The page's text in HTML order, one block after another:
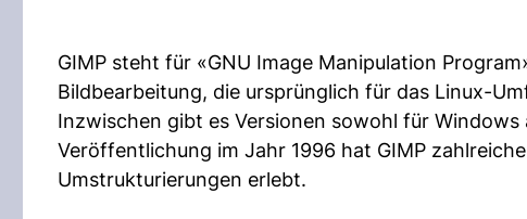
GIMP steht für «GNU Image Manipulation
Bildbearbeitung, die ursprünglich für das Linux-
Inzwischen gibt es Versionen sowohl für
Veröffentlichung im Jahr 1996 hat GIMP
Umstrukturierungen erlebt.